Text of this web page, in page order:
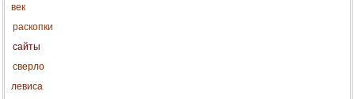
век
раскопки
сайты
сверло
левиса